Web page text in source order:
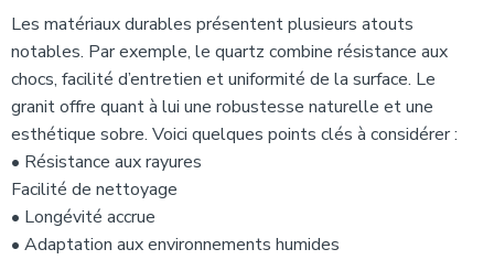
Les matériaux durables présentent plusieurs atouts
notables. Par exemple, le quartz combine résistance aux
chocs, facilité d’entretien et uniformité de la surface. Le
granit offre quant à lui une robustesse naturelle et une
esthétique sobre. Voici quelques points clés à considérer :
• Résistance aux rayures
Facilité de nettoyage
• Longévité accrue
• Adaptation aux environnements humides